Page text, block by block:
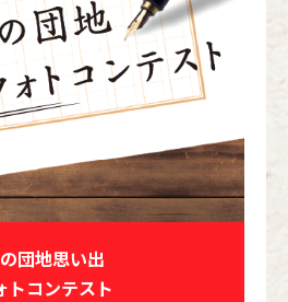
団地思い出
トコンテスト